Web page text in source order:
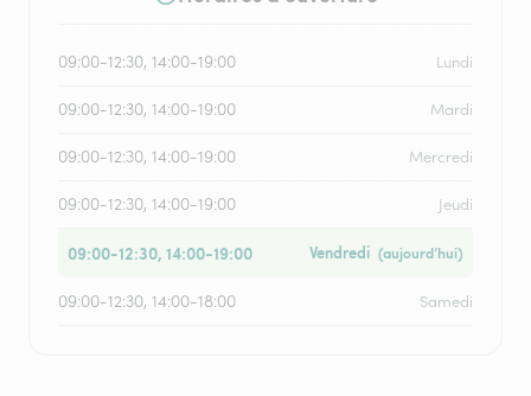
09:00-12:30, 14:00-19:00 Lundi
09:00-12:30, 14:00-19:00 Mardi
09:00-12:30, 14:00-19:00 Mercredi
09:00-12:30, 14:00-19:00 Jeudi
09:00-12:30, 14:00-19:00 Vendredi (aujourd’hui)
09:00-12:30, 14:00-18:00 Samedi